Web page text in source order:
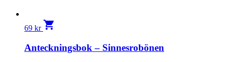
69 kr shopping_cart
Anteckningsbok – Sinnesrobönen